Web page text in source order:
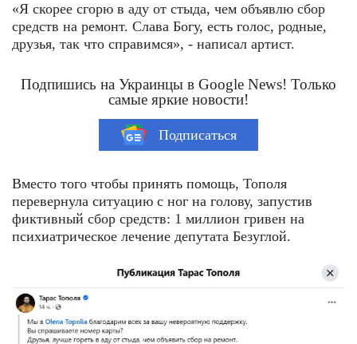
«Я скорее сгорю в аду от стыда, чем объявлю сбор
средств на ремонт. Слава Богу, есть голос, родные,
друзья, так что справимся», - написал артист.
Подпишись на Украинцы в Google News! Только
самые яркие новости!
Подписаться
Вместо того чтобы принять помощь, Тополя
перевернула ситуацию с ног на голову, запустив
фиктивный сбор средств: 1 миллион гривен на
психиатрическое лечение депутата Безуглой.